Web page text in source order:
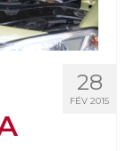
28
FÉV 2015